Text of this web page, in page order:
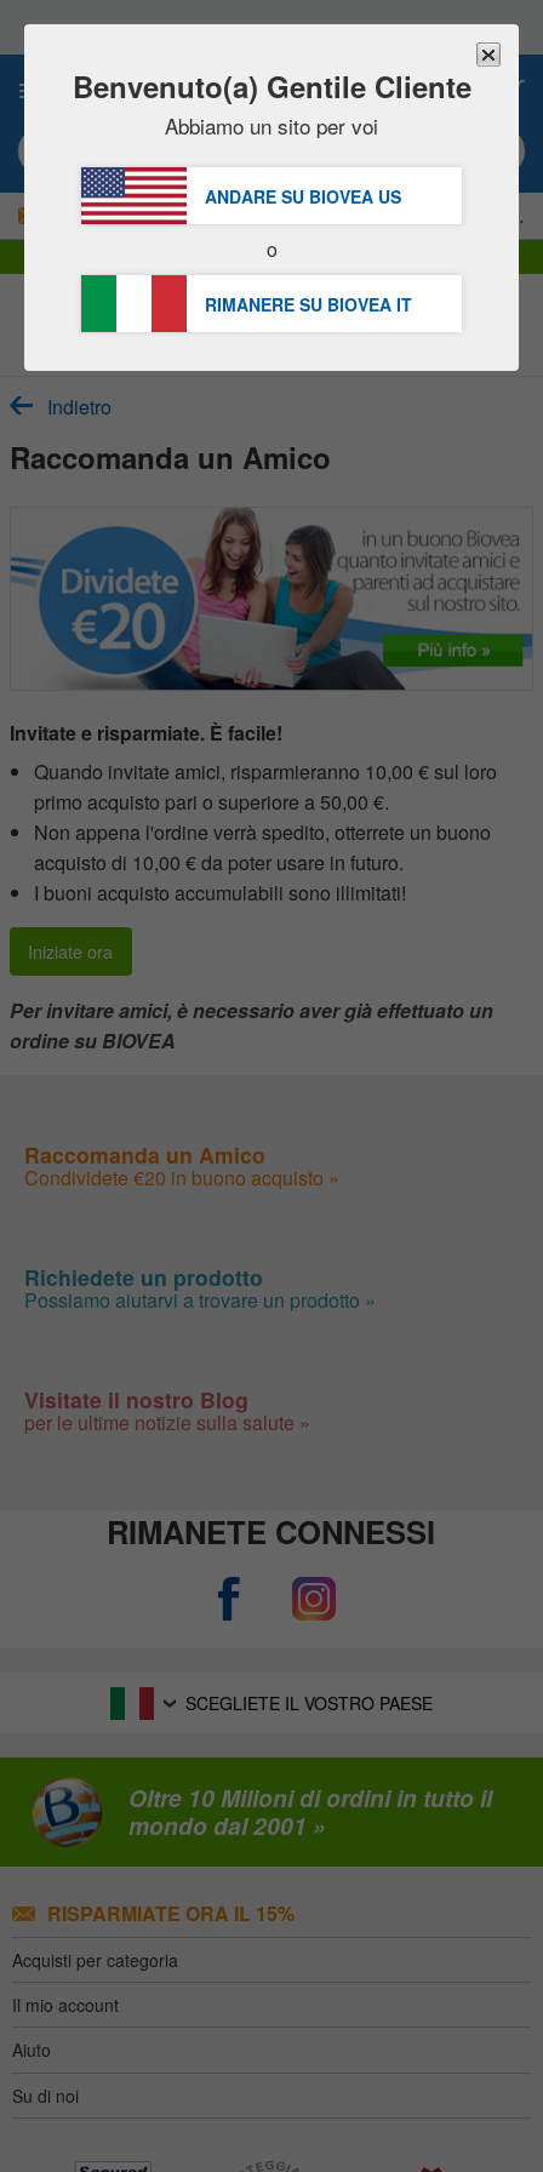
questo
sito
include
sistema
accessibilità.
RISPARMIATE ORA IL 15%!
Consegna DHL Express | IVA inclusa
Centro di assistenza clienti
Indietro
Raccomanda un Amico
Invitate e risparmiate. È facile!
Quando invitate amici, risparmieranno 10,00 € sul loro
primo acquisto pari o superiore a 50,00 €.
Non appena l'ordine verrà spedito, otterrete un buono
acquisto di 10,00 € da poter usare in futuro.
I buoni acquisto accumulabili sono illimitati!
Iniziate ora
Per invitare amici, è necessario aver già effettuato un
ordine su BIOVEA
Raccomanda un Amico
Condividete €20 in buono acquisto »
Richiedete un prodotto
Possiamo aiutarvi a trovare un prodotto »
Visitate il nostro Blog
per le ultime notizie sulla salute »
RIMANETE CONNESSI
SCEGLIETE IL VOSTRO PAESE
Oltre 10 Milioni di ordini in tutto il
mondo dal 2001 »
RISPARMIATE ORA IL 15%
Acquisti per categoria
Il mio account
Aiuto
Su di noi
Benvenuto(a) Gentile Cliente
Abbiamo un sito per voi
ANDARE SU BIOVEA US
o
RIMANERE SU BIOVEA IT